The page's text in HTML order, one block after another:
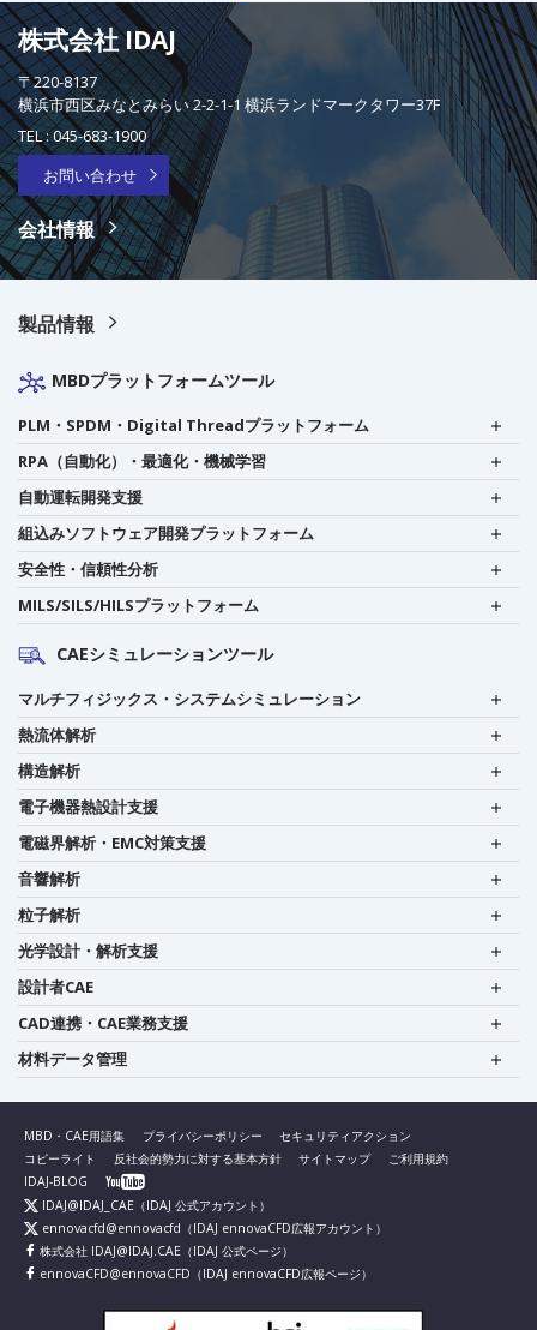
株式会社 IDAJ
〒220-8137
横浜市西区みなとみらい 2-2-1-1 横浜ランドマークタワー37F
TEL :045-683-1900
お問い合わせ
会社情報
製品情報
MBDプラットフォームツール
PLM・SPDM・Digital Threadプラットフォーム
RPA（自動化）・最適化・機械学習
自動運転開発支援
組込みソフトウェア開発プラットフォーム
安全性・信頼性分析
MILS/SILS/HILSプラットフォーム
CAEシミュレーションツール
マルチフィジックス・システムシミュレーション
熱流体解析
構造解析
電子機器熱設計支援
電磁界解析・EMC対策支援
音響解析
粒子解析
光学設計・解析支援
設計者CAE
CAD連携・CAE業務支援
材料データ管理
MBD・CAE用語集 プライバシーポリシー
セキュリティアクション
コピーライト
反社会的勢力に対する基本方針 サイトマップ
ご利用規約
IDAJ-BLOG
IDAJ@IDAJ_CAE （IDAJ 公式アカウント）
ennovacfd@ennovacfd （IDAJ ennovaCFD広報アカウント）
株式会社 IDAJ@IDAJ.CAE （IDAJ 公式ページ）
ennovaCFD@ennovaCFD （IDAJ ennovaCFD広報ページ）